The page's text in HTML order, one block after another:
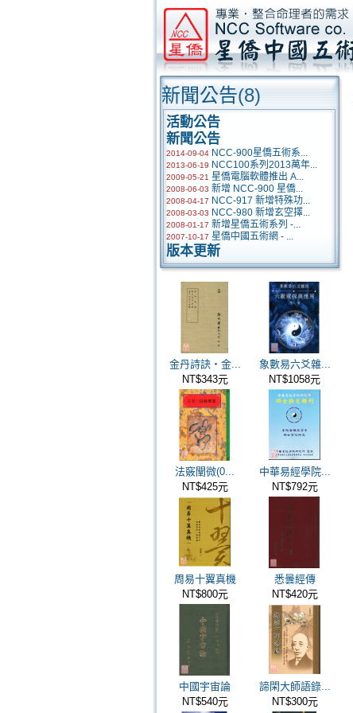
新聞公告(8)
活動公告
新聞公告
2014-09-04 NCC-900星僑五術系...
2013-06-19 NCC100系列2013萬年...
2009-05-21 星僑電腦軟體推出 A...
2008-06-03 新增 NCC-900 星僑...
2008-04-17 NCC-917 新增特殊功...
2008-03-03 NCC-980 新增玄空擇...
2008-01-17 新增星僑五術系列 -...
2007-10-17 星僑中國五術網 - ...
版本更新
金丹詩訣‧金...
NT$343元
象數易六爻雜...
NT$1058元
法竅闡微(0...
NT$425元
中華易經學院...
NT$792元
周易十翼真機
NT$800元
悉曇經傳
NT$420元
中國宇宙論
NT$540元
諦閑大師語錄...
NT$300元